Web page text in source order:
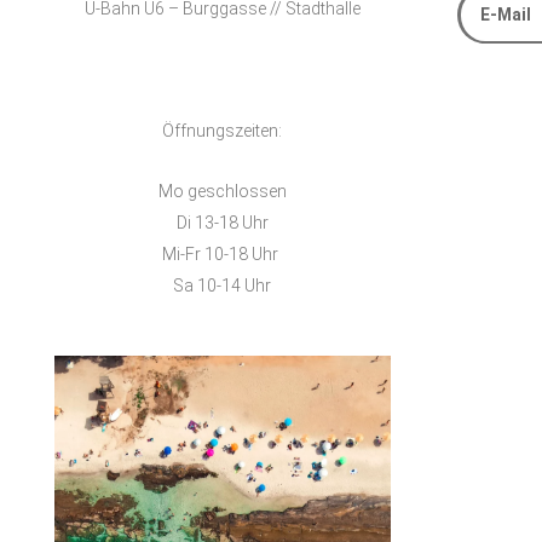
U-Bahn U6 – Burggasse // Stadthalle
Öffnungszeiten:
Mo geschlossen
Di 13-18 Uhr
Mi-Fr 10-18 Uhr
Sa 10-14 Uhr